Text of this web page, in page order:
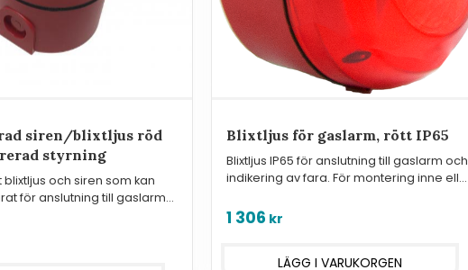
siren/blixtljus röd
styrning
och siren som kan
för anslutning till gaslarm
Blixtljus för gaslarm, rött IP65
Blixtljus IP65 för anslutning till gaslarm och
indikering av fara. För montering inne eller
1 306 kr